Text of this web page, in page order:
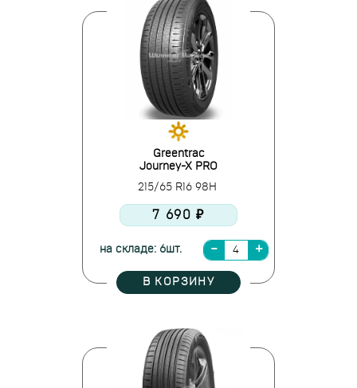
Greentrac
Journey-X PRO
215/65 R16 98H
7 690 ₽
на складе: 6шт.
В КОРЗИНУ